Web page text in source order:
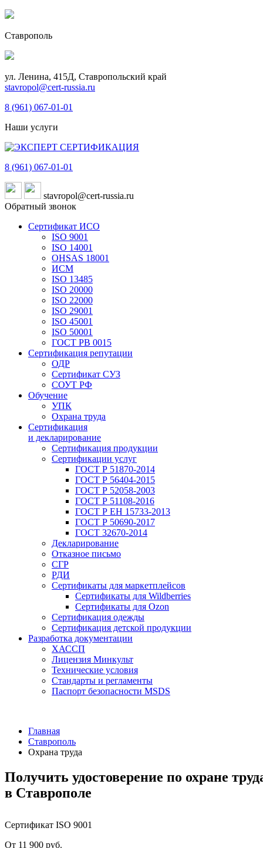
Ставрополь
ул. Ленина, 415Д, Ставропольский край
stavropol@cert-russia.ru
8 (961) 067-01-01
Наши услуги
8 (961) 067-01-01
stavropol@cert-russia.ru
Обратный звонок
Сертификат ИСО
ISO 9001
ISO 14001
OHSAS 18001
ИСМ
ISO 13485
ISO 20000
ISO 22000
ISO 29001
ISO 45001
ISO 50001
ГОСТ РВ 0015
Сертификация репутации
ОДР
Сертификат СУЗ
СОУТ РФ
Обучение
УПК
Охрана труда
Сертификация
и декларирование
Сертификация продукции
Сертификации услуг
ГОСТ Р 51870-2014
ГОСТ Р 56404-2015
ГОСТ Р 52058-2003
ГОСТ Р 51108-2016
ГОСТ Р ЕН 15733-2013
ГОСТ Р 50690-2017
ГОСТ 32670-2014
Декларирование
Отказное письмо
СГР
РДИ
Сертификаты для маркетплейсов
Сертификаты для Wildberries
Сертификаты для Ozon
Сертификация одежды
Сертификация детской продукции
Разработка документации
ХАССП
Лицензия Минкульт
Технические условия
Стандарты и регламенты
Паспорт безопасности MSDS
Главная
Ставрополь
Охрана труда
Получить удостоверение по охране
в Ставрополе
Сертификат ISO 9001
От 11 900 руб.